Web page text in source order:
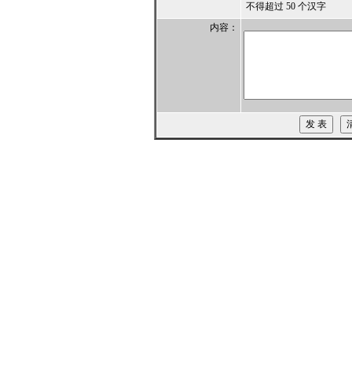
不得超过 50 个汉字
内容：